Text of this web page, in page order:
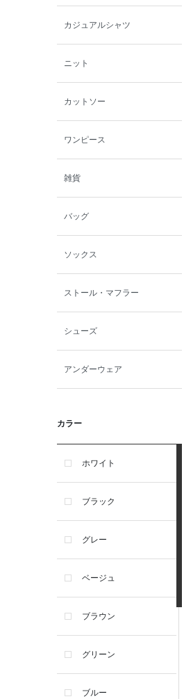
カジュアルシャツ
ニット
カットソー
ワンピース
雑貨
バッグ
ソックス
ストール・マフラー
シューズ
アンダーウェア
カラー
ホワイト
ブラック
グレー
ベージュ
ブラウン
グリーン
ブルー